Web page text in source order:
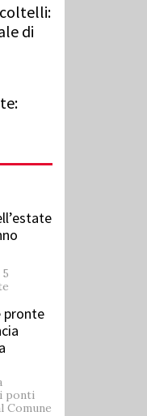
coltelli:
di
pronte
ponti
Comune